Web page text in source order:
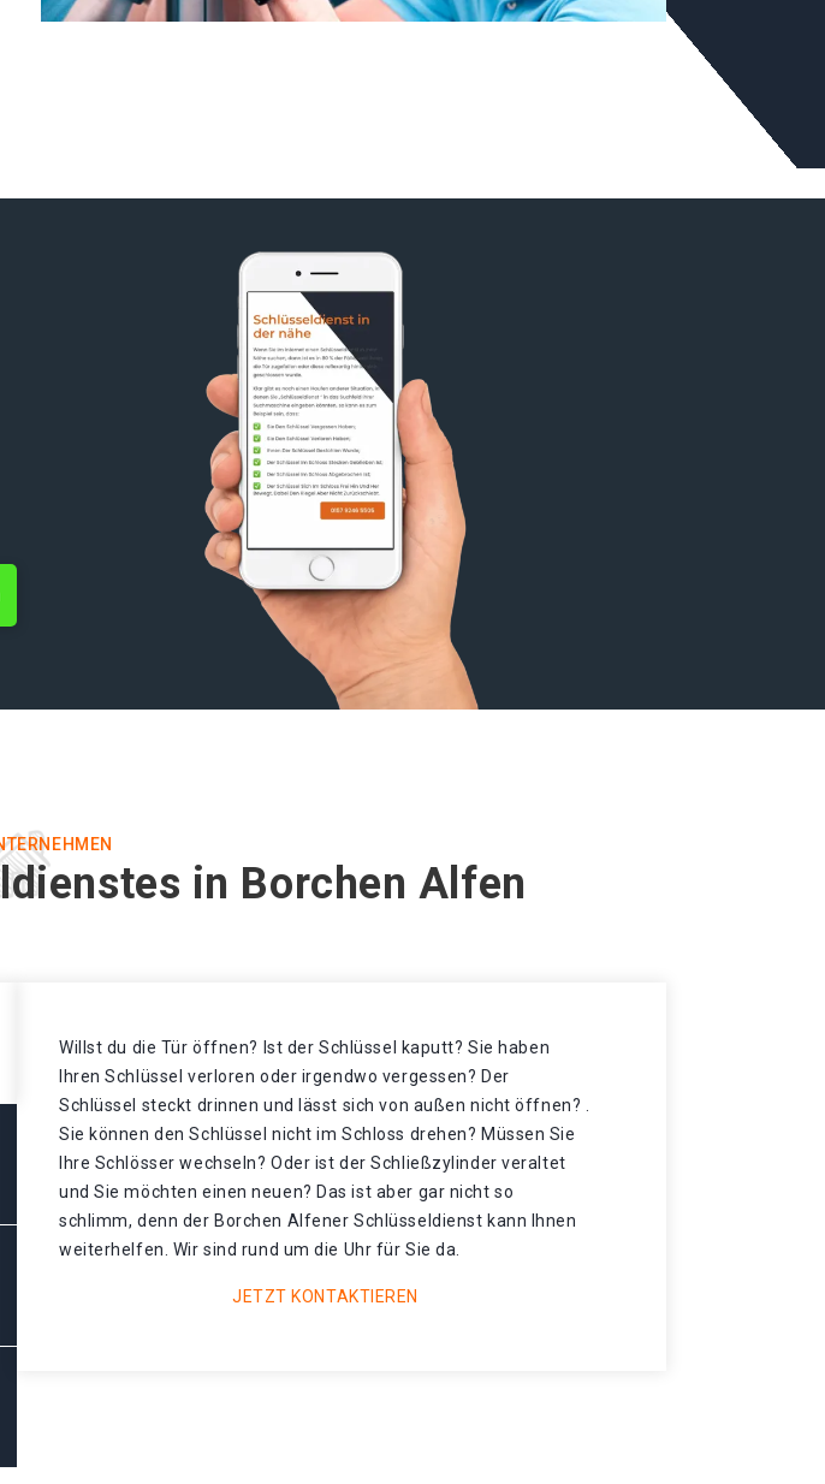
in Borchen Alfen
Willst du die Tür öffnen? Ist der Schlüssel kaputt? Sie haben
Ihren Schlüssel verloren oder irgendwo vergessen? Der
Schlüssel steckt drinnen und lässt sich von außen nicht öffnen? .
Sie können den Schlüssel nicht im Schloss drehen? Müssen Sie
Ihre Schlösser wechseln? Oder ist der Schließzylinder veraltet
und Sie möchten einen neuen? Das ist aber gar nicht so
schlimm, denn der Borchen Alfener Schlüsseldienst kann Ihnen
weiterhelfen. Wir sind rund um die Uhr für Sie da.
JETZT KONTAKTIEREN